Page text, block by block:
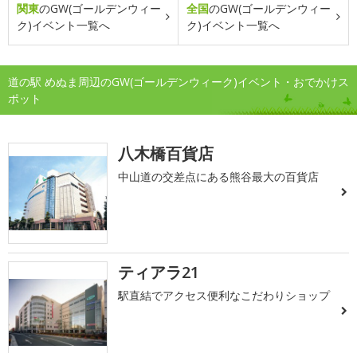
関東のGW(ゴールデンウィー
ク)イベント一覧へ
全国のGW(ゴールデンウィー
ク)イベント一覧へ
道の駅 めぬま周辺のGW(ゴールデンウィーク)イベント・おでかけス
ポット
八木橋百貨店
中山道の交差点にある熊谷最大の百貨店
ティアラ21
駅直結でアクセス便利なこだわりショップ